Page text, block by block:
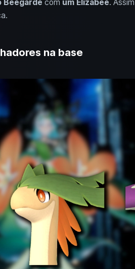
Beegarde com um Elizabee. Assim
na base